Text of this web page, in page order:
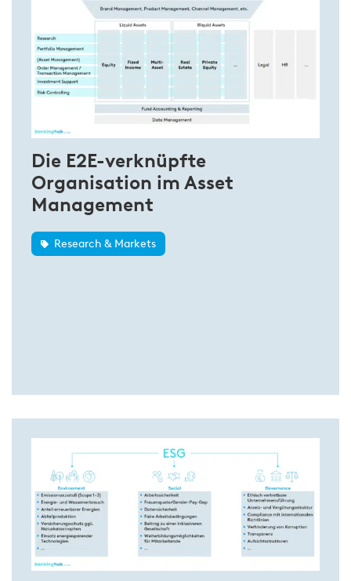
Die E2E-verknüpfte
Organisation im Asset
Management
Research & Markets